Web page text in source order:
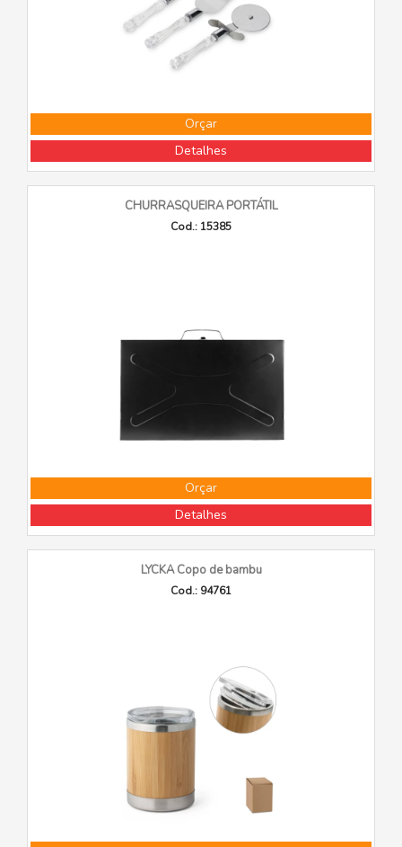
Orçar
Detalhes
CHURRASQUEIRA PORTÁTIL
Cod.: 15385
Orçar
Detalhes
LYCKA Copo de bambu
Cod.: 94761